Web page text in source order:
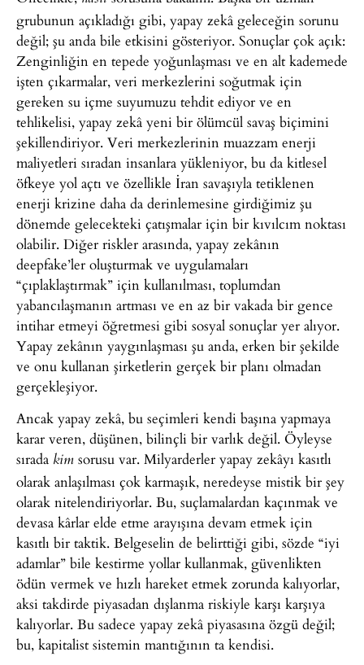
grubunun açıkladığı gibi, yapay zekâ geleceğin sorunu
değil; şu anda bile etkisini gösteriyor. Sonuçlar çok açık:
Zenginliğin en tepede yoğunlaşması ve en alt kademede
işten çıkarmalar, veri merkezlerini soğutmak için
gereken su içme suyumuzu tehdit ediyor ve en
tehlikelisi, yapay zekâ yeni bir ölümcül savaş biçimini
şekillendiriyor. Veri merkezlerinin muazzam enerji
maliyetleri sıradan insanlara yükleniyor, bu da kitlesel
öfkeye yol açtı ve özellikle İran savaşıyla tetiklenen
enerji krizine daha da derinlemesine girdiğimiz şu
dönemde gelecekteki çatışmalar için bir kıvılcım noktası
olabilir. Diğer riskler arasında, yapay zekânın
deepfake’ler oluşturmak ve uygulamaları
“çıplaklaştırmak” için kullanılması, toplumdan
yabancılaşmanın artması ve en az bir vakada bir gence
intihar etmeyi öğretmesi gibi sosyal sonuçlar yer alıyor.
Yapay zekânın yaygınlaşması şu anda, erken bir şekilde
ve onu kullanan şirketlerin gerçek bir planı olmadan
gerçekleşiyor.
Ancak yapay zekâ, bu seçimleri kendi başına yapmaya
karar veren, düşünen, bilinçli bir varlık değil. Öyleyse
sırada kim sorusu var. Milyarderler yapay zekâyı kasıtlı
olarak anlaşılması çok karmaşık, neredeyse mistik bir şey
olarak nitelendiriyorlar. Bu, suçlamalardan kaçınmak ve
devasa kârlar elde etme arayışına devam etmek için
kasıtlı bir taktik. Belgeselin de belirttiği gibi, sözde “iyi
adamlar” bile kestirme yollar kullanmak, güvenlikten
ödün vermek ve hızlı hareket etmek zorunda kalıyorlar,
aksi takdirde piyasadan dışlanma riskiyle karşı karşıya
kalıyorlar. Bu sadece yapay zekâ piyasasına özgü değil;
bu, kapitalist sistemin mantığının ta kendisi.